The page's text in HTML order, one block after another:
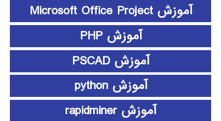
آموزش Microsoft Office Project
آموزش PHP
آموزش PSCAD
آموزش python
آموزش rapidminer